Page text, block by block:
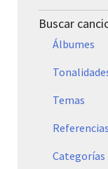
Buscar
Álbumes
Temas